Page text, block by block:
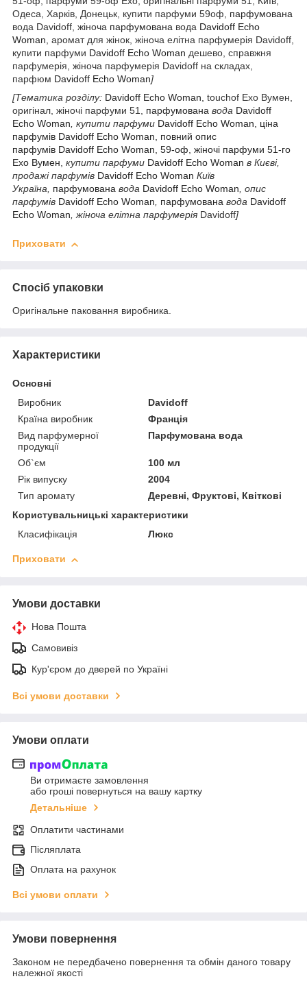
Одеса, Харків, Донецьк, купити парфуми 59оф, парфумована
вода Davidoff, жіноча парфумована вода Davidoff Echo
Woman, аромат для жінок, жіноча елітна парфумерія Davidoff,
купити парфуми Davidoff Echo Woman дешево, справжня
парфумерія, жіноча парфумерія Davidoff на складах,
парфюм Davidoff Echo Woman]
[Тематика розділу: Davidoff Echo Woman, touchof Ехо Вумен,
оригінал, жіночі парфуми 51, парфумована вода Davidoff
Echo Woman, купити парфуми Davidoff Echo Woman, ціна
парфумів Davidoff Echo Woman, повний опис
парфумів Davidoff Echo Woman, 59-оф, жіночі парфуми 51-го
Ехо Вумен, купити парфуми Davidoff Echo Woman в Києві,
продажі парфумів Davidoff Echo Woman Київ
Україна, парфумована вода Davidoff Echo Woman, опис
парфумів Davidoff Echo Woman, парфумована вода Davidoff
Echo Woman, жіноча елітна парфумерія Davidoff]
Приховати
Спосіб упаковки
Оригінальне паковання виробника.
Характеристики
Основні
Виробник
Davidoff
Країна виробник
Франція
Вид парфумерної
продукції
Парфумована вода
Об`єм
100 мл
Рік випуску
2004
Тип аромату
Деревні, Фруктові, Квіткові
Користувальницькі характеристики
Класифікація
Люкс
Приховати
Умови доставки
Нова Пошта
Самовивіз
Кур'єром до дверей по Україні
Всі умови доставки
Умови оплати
Ви отримаєте замовлення
або гроші повернуться на вашу картку
Детальніше
Оплатити частинами
Післяплата
Оплата на рахунок
Всі умови оплати
Умови повернення
Законом не передбачено повернення та обмін даного товару
належної якості